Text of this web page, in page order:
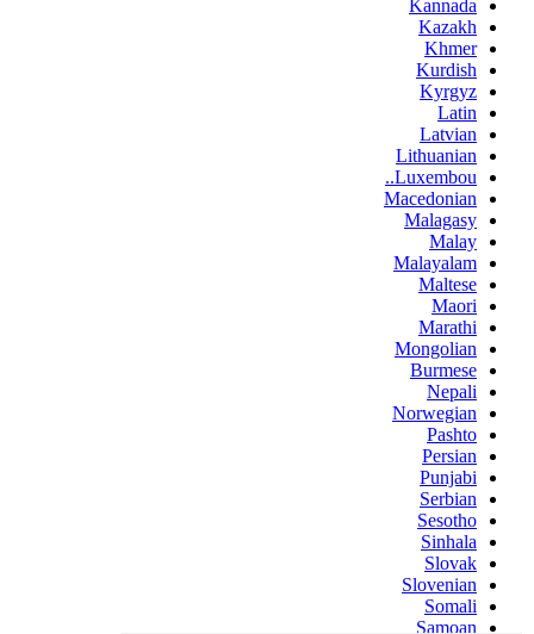
Kannada
Kazakh
Khmer
Kurdish
Kyrgyz
Latin
Latvian
Lithuanian
Luxembou..
Macedonian
Malagasy
Malay
Malayalam
Maltese
Maori
Marathi
Mongolian
Burmese
Nepali
Norwegian
Pashto
Persian
Punjabi
Serbian
Sesotho
Sinhala
Slovak
Slovenian
Somali
Samoan